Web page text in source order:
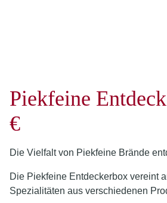
Piekfeine
€
Die Vielfalt von Piekfeine Brände
Die Piekfeine Entdeckerbox vereint
Spezialitäten aus verschiedenen